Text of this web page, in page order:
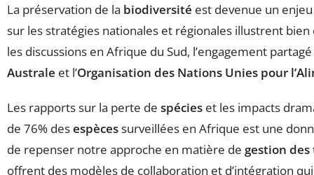
La préservation de la biodiversité est devenue un
sur les stratégies nationales et régionales illustrent
les discussions en Afrique du Sud, l’engagement
Australe et l’Organisation des Nations Unies pour
Les rapports sur la perte de spécies et les impacts
de 76% desespècessurveillées en Afrique est une
de repenser notre approche en matière de gestion
offrent des modèles de collaboration et d’intégration